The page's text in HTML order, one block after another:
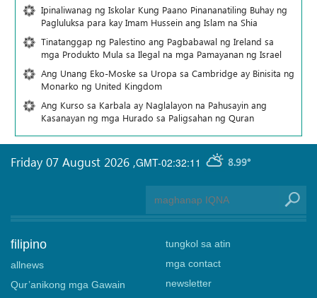
Ipinaliwanag ng Iskolar Kung Paano Pinananatiling Buhay ng
Pagluluksa para kay Imam Hussein ang Islam na Shia
Tinatanggap ng Palestino ang Pagbabawal ng Ireland sa
mga Produkto Mula sa Ilegal na mga Pamayanan ng Israel
Ang Unang Eko-Moske sa Uropa sa Cambridge ay Binisita ng
Monarko ng United Kingdom
Ang Kurso sa Karbala ay Naglalayon na Pahusayin ang
Kasanayan ng mga Hurado sa Paligsahan ng Quran
GMT-02:32:11 8.99°
Friday 07 August 2026 ,
filipino
allnews
Qur’anikong mga Gawain
tungkol sa atin
mga contact
newsletter